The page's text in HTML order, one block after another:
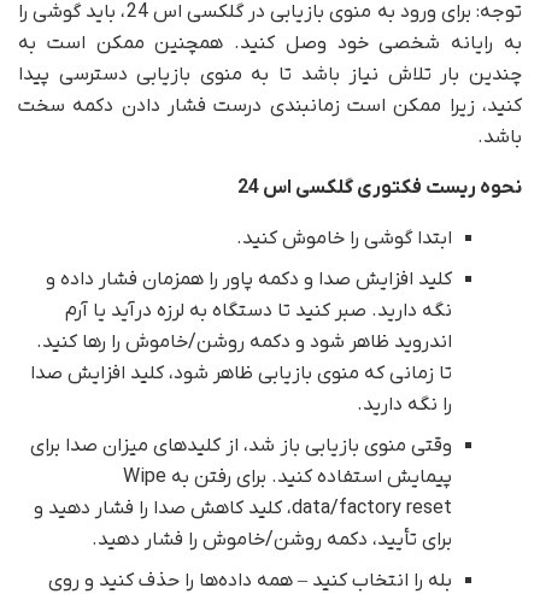
توجه: برای ورود به منوی بازیابی در گلکسی اس 24، باید گوشی را
به رایانه شخصی خود وصل کنید. همچنین ممکن است به
چندین بار تلاش نیاز باشد تا به منوی بازیابی دسترسی پیدا
کنید، زیرا ممکن است زمانبندی درست فشار دادن دکمه سخت
باشد.
نحوه ریست فکتوری گلکسی اس 24
ابتدا گوشی را خاموش کنید.
کلید افزایش صدا و دکمه پاور را همزمان فشار داده و
نگه دارید. صبر کنید تا دستگاه به لرزه درآید یا آرم
اندروید ظاهر شود و دکمه روشن/خاموش را رها کنید.
تا زمانی که منوی بازیابی ظاهر شود، کلید افزایش صدا
را نگه دارید.
وقتی منوی بازیابی باز شد، از کلیدهای میزان صدا برای
پیمایش استفاده کنید. برای رفتن به Wipe
data/factory reset، کلید کاهش صدا را فشار دهید و
برای تأیید، دکمه روشن/خاموش را فشار دهید.
بله را انتخاب کنید – همه داده‌ها را حذف کنید و روی